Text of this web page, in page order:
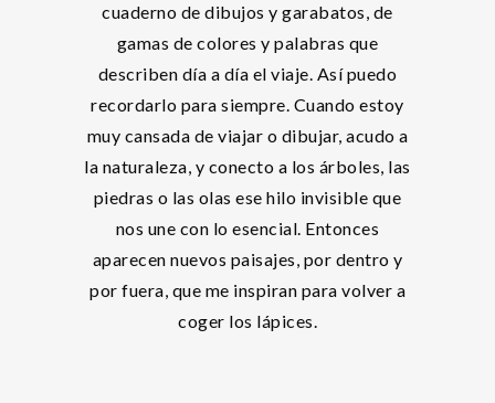
cuaderno de dibujos y garabatos, de
gamas de colores y palabras que
describen día a día el viaje. Así puedo
recordarlo para siempre. Cuando estoy
muy cansada de viajar o dibujar, acudo a
la naturaleza, y conecto a los árboles, las
piedras o las olas ese hilo invisible que
nos une con lo esencial. Entonces
aparecen nuevos paisajes, por dentro y
por fuera, que me inspiran para volver a
coger los lápices.